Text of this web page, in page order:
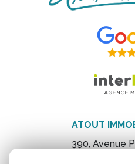
ATOUT
390, Avenue